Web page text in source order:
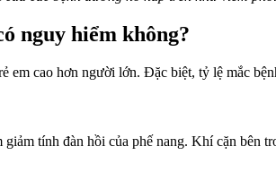
nguy hiểm không?
em cao hơn người lớn. Đặc biệt, tỷ lệ mắc
tính đàn hồi của phế nang. Khí cặn bên